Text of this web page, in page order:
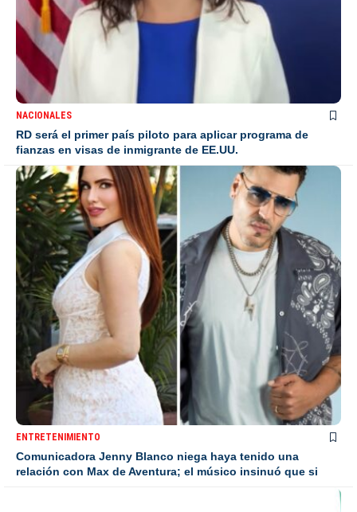
NACIONALES
RD será el primer país piloto para aplicar programa de
fianzas en visas de inmigrante de EE.UU.
ENTRETENIMIENTO
Comunicadora Jenny Blanco niega haya tenido una
relación con Max de Aventura; el músico insinuó que si